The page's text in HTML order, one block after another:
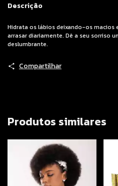
Descrição
Hidrata os lábios deixando-os macios
arrasar diariamente. Dê a seu sorriso
deslumbrante.
Compartilhar
Produtos similares